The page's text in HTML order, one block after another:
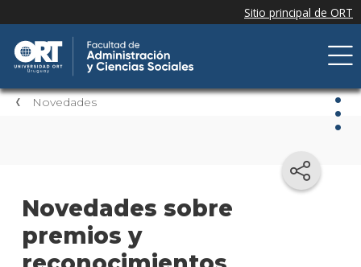
Novedades
Novedades sobre
premios y